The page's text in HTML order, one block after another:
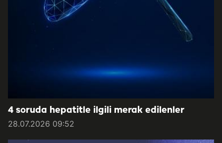
4 soruda hepatitle ilgili merak edilenler
28.07.2026 09:52